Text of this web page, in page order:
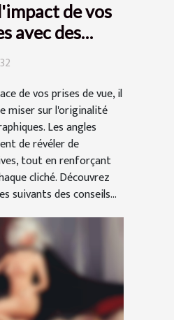
de vos
avec des
de vos prises de vue, il
miser sur l'originalité
Les angles
de révéler de
tout en renforçant
cliché. Découvrez
suivants des conseils...